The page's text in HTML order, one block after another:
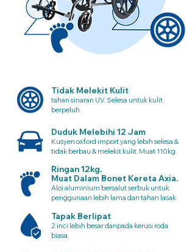
Tidak Melekit Kulit
tahan sinaran UV. Selesa untuk kulit
berpeluh.
Duduk Melebihi 12 Jam
Kusyen oxford import yang lebih selesa &
tidak berbau & melekit kulit. Muat 110kg.
Ringan 12kg.
Muat Dalam Bonet Kereta Axia.
Aloi aluminium bersalut serbuk untuk
penggunaan lebih lama dan tahan lasak.
Tapak Berlipat
2 inci lebih besar daripada kerusi roda
biasa.